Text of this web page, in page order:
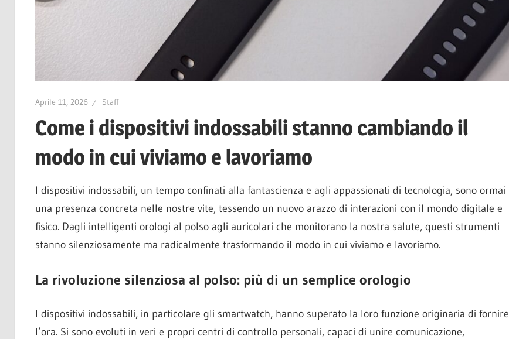
Aprile 11, 2026 Staff
Come i dispositivi indossabili stanno cambiando il
modo in cui viviamo e lavoriamo
I dispositivi indossabili, un tempo confinati alla fantascienza e agli appassionati di tecnologia, sono ormai
una presenza concreta nelle nostre vite, tessendo un nuovo arazzo di interazioni con il mondo digitale e
fisico. Dagli intelligenti orologi al polso agli auricolari che monitorano la nostra salute, questi strumenti
stanno silenziosamente ma radicalmente trasformando il modo in cui viviamo e lavoriamo.
La rivoluzione silenziosa al polso: più di un semplice orologio
I dispositivi indossabili, in particolare gli smartwatch, hanno superato la loro funzione originaria di fornire
l’ora. Si sono evoluti in veri e propri centri di controllo personali, capaci di unire comunicazione,